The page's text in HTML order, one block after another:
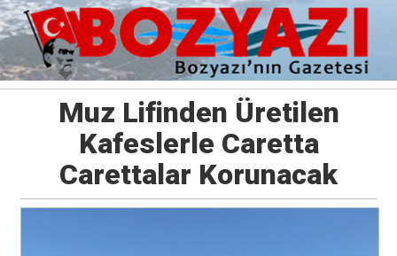
Muz Lifinden Üretilen
Kafeslerle Caretta
Carettalar Korunacak